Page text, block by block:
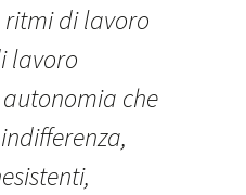
di lavoro
lavoro
che